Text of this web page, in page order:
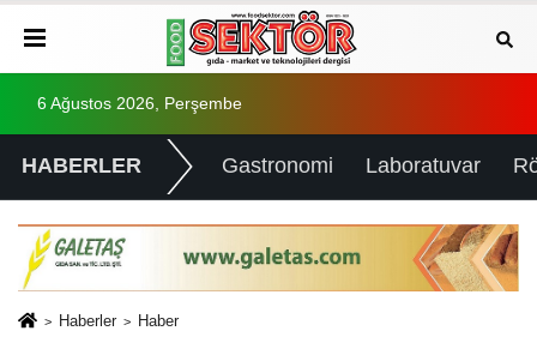
6 Ağustos 2026, Perşembe
HABERLER Gastronomi Laboratuvar
Haberler Haber